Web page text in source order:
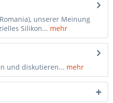
unserer Meinung
Silikon... mehr
und diskutieren... mehr